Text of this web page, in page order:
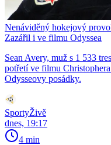
Nenáviděný hokejový
Zazářil i ve filmu Odyssea
Sean Avery, muž s 1 533
potřetí ve filmu
Odysseovy posádky.
SportyŽivě
dnes, 19:17
4 min